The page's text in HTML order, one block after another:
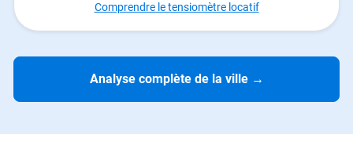
Comprendre le tensiomètre locatif
Analyse complète de la ville →